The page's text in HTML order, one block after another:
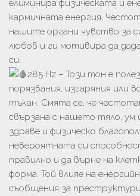
елиминира физическата и
кармичната енергия.
нашите органи чувство за
любов и ги мотивира да
си.
285 Hz – Този тон е
порязвания, изгаряния или
тъкан. Смята се, че
свързана с нашето тяло, ум
здраве и физическо
невероятната си
правилно и да върне на
форма. Той влияе на
съобщения за